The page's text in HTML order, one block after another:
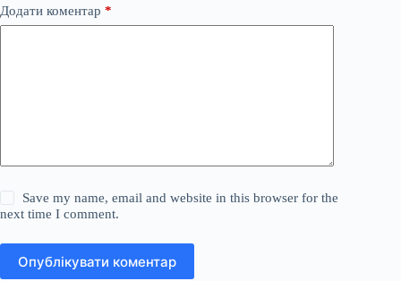
Додати коментар *
Save my name, email and website in this browser for the
next time I comment.
Опублікувати коментар